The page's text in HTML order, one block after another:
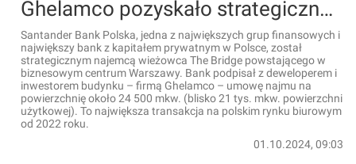
Ghelamco pozyskało strategicznego najemcę dla wieżowca The Bridge
Santander Bank Polska, jedna z największych grup finansowych i
największy bank z kapitałem prywatnym w Polsce, został
strategicznym najemcą wieżowca The Bridge powstającego w
biznesowym centrum Warszawy. Bank podpisał z deweloperem i
inwestorem budynku – firmą Ghelamco – umowę najmu na
powierzchnię około 24 500 mkw. (blisko 21 tys. mkw. powierzchni
użytkowej). To największa transakcja na polskim rynku biurowym
od 2022 roku.
01.10.2024, 09:03